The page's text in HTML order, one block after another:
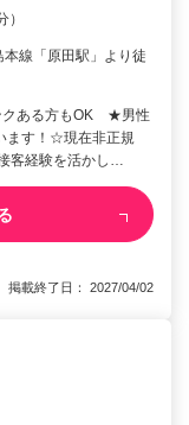
線「原田駅」より徒
クある方もOK ★男性
ます！☆現在非正規
客経験を活かし…
載終了日： 2027/04/02